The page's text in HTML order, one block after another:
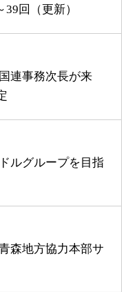
回（更新）
連事務次長が来
ルグループを目指
森地方協力本部サ